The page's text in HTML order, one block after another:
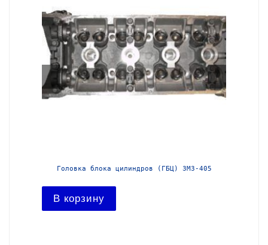
Головка блока цилиндров (ГБЦ) ЗМЗ-405
В корзину